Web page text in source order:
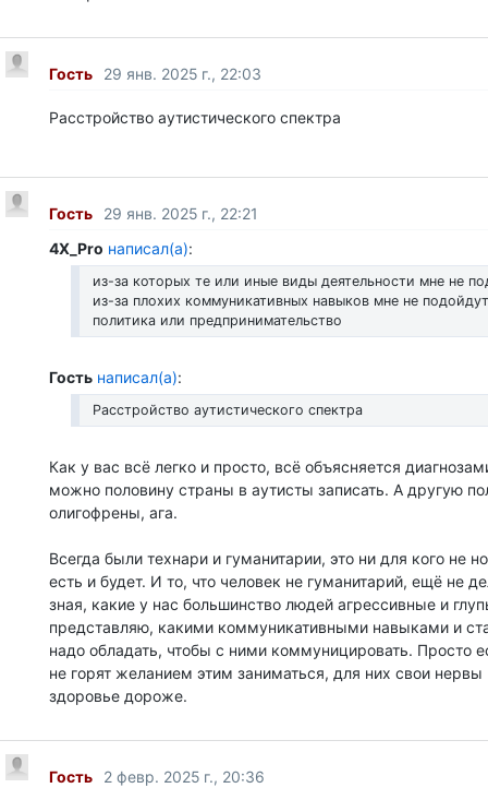
Гость 29 янв. 2025 г., 22:03
Расстройство аутистического спектра
Гость
29 янв. 2025 г., 22:21
4X_Pro написал(а):
из-за которых те или иные виды деятельности мне не
из-за плохих коммуникативных навыков мне не
политика или предпринимательство
Гость написал(а):
Расстройство аутистического спектра
Как у вас всё легко и просто, всё объясняется
можно половину страны в аутисты записать. А другую
олигофрены, ага.
Всегда были технари и гуманитарии, это ни для кого не
есть и будет. И то, что человек не гуманитарий, ещё не
зная, какие у нас большинство людей агрессивные и
представляю, какими коммуникативными навыками и
надо обладать, чтобы с ними коммуницировать. Просто
не горят желанием этим заниматься, для них свои нервы
здоровье дороже.
Гость 2 февр. 2025 г., 20:36